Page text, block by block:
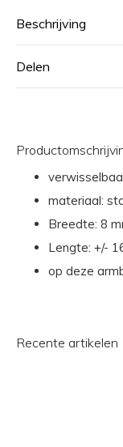
Beschrijving
Delen
materiaal:
Breedte: 8
Lengte: +/-
op deze
Recente artikelen